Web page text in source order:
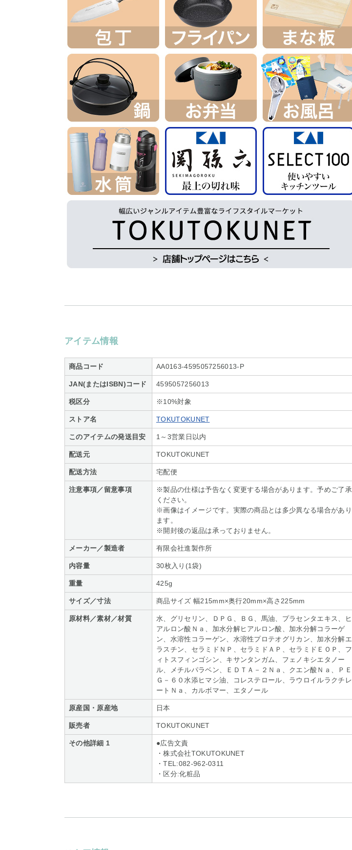
アイテム情報
商品コード AA0163-4595057256013-P
JAN(またはISBN)コード 4595057256013
税区分 ※10%対象
ストア名 TOKUTOKUNET
このアイテムの発送目安 1～3営業日以内
配送元 TOKUTOKUNET
配送方法 宅配便
注意事項／留意事項
※製品の仕様は予告なく変更する場合があります。予めご了承
ください。
※画像はイメージです。実際の商品とは多少異なる場合があり
ます。
※開封後の返品は承っておりません。
メーカー／製造者 有限会社進製作所
内容量 30枚入り(1袋)
重量 425g
サイズ／寸法 商品サイズ 幅215mm×奥行20mm×高さ225mm
原材料／素材／材質
水、グリセリン、ＤＰＧ、ＢＧ、馬油、プラセンタエキス、ヒ
アルロン酸Ｎａ、加水分解ヒアルロン酸、加水分解コラーゲ
ン、水溶性コラーゲン、水溶性プロテオグリカン、加水分解エ
ラスチン、セラミドＮＰ、セラミドＡＰ、セラミドＥＯＰ、フ
ィトスフィンゴシン、キサンタンガム、フェノキシエタノー
ル、メチルパラベン、ＥＤＴＡ－２Ｎａ、クエン酸Ｎａ、ＰＥ
Ｇ－６０水添ヒマシ油、コレステロール、ラウロイルラクチレ
ートＮａ、カルボマー、エタノール
原産国・原産地 日本
販売者 TOKUTOKUNET
その他詳細 1
●広告文責
・株式会社TOKUTOKUNET
・TEL:082-962-0311
・区分:化粧品